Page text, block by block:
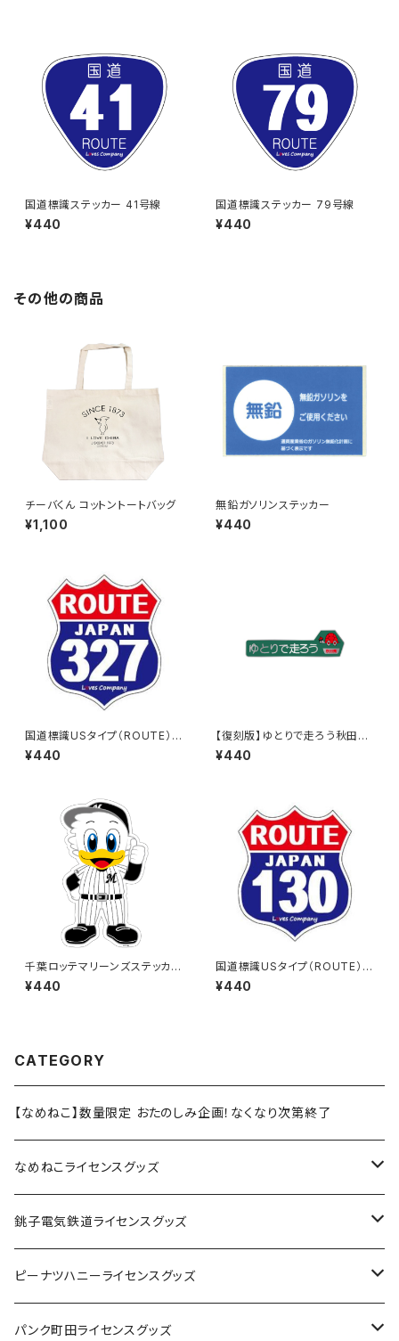
国道標識ステッカー 41号線
¥440
国道標識ステッカー 79号線
¥440
その他の商品
チーバくん コットントートバッグ
¥1,100
無鉛ガソリンステッカー
¥440
国道標識USタイプ（ROUTE）ス
テッカー 327号線
¥440
【復刻版】ゆとりで走ろう秋田県
（緑）：ステッカー
¥440
千葉ロッテマリーンズステッカー
13
¥440
国道標識USタイプ（ROUTE）ス
テッカー 130号線
¥440
CATEGORY
【なめねこ】数量限定 おたのしみ企画！なくなり次第終了
なめねこライセンスグッズ
Tシャツ
キャップ
ステッカー
銚子電気鉄道ライセンスグッズ
ステッカー
缶バッジ
ピーナツハニーライセンスグッズ
Tシャツ
パンク町田ライセンスグッズ